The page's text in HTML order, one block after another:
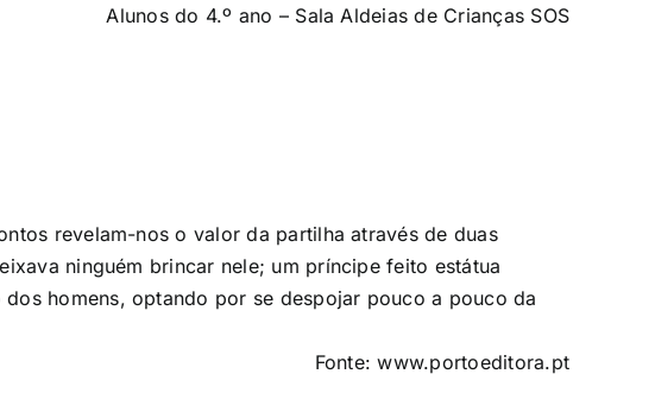
Alunos do 4.º ano – Sala Aldeias de Crianças SOS
revelam-nos o valor da partilha através de duas
ninguém brincar nele; um príncipe feito estátua
homens, optando por se despojar pouco a pouco da
Fonte: www.portoeditora.pt